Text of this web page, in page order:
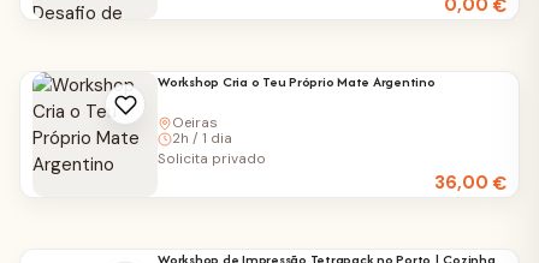
€
Workshop Cria o Teu Próprio Mate Argentino
Oeiras
2h / 1 dia
36,00€
Solicita privado
Workshop de Impressão Tetrapack no Porto | Cozinha